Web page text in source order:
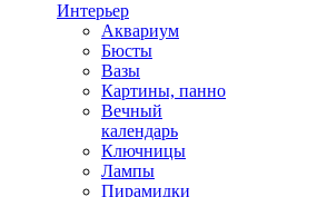
Интерьер
Аквариум
Бюсты
Вазы
Картины, панно
Вечный
календарь
Ключницы
Лампы
Пирамидки